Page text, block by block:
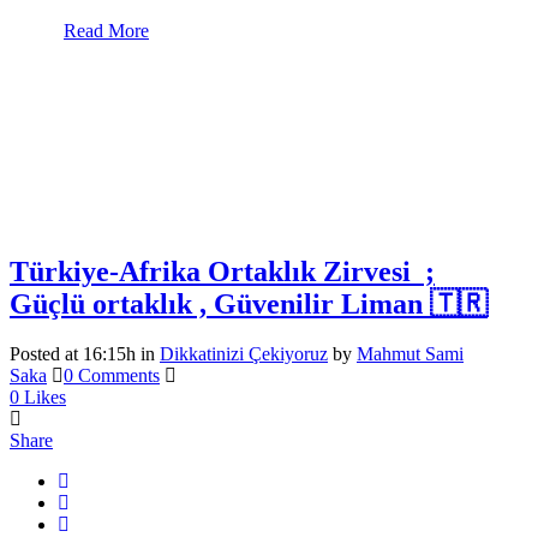
Read More
Türkiye-Afrika Ortaklık Zirvesi ;
Güçlü ortaklık , Güvenilir Liman 🇹🇷
Posted at 16:15h in Dikkatinizi Çekiyoruz by Mahmut Sami
Saka
0 Comments
0 Likes
Share